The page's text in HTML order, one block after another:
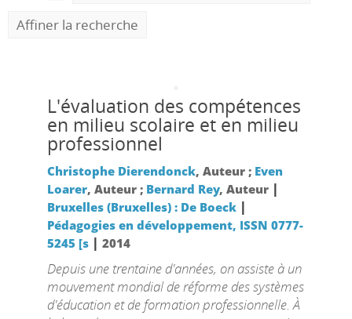
Affiner la recherche
L'évaluation des compétences
en milieu scolaire et en milieu
professionnel
Christophe Dierendonck, Auteur ; Even
Loarer, Auteur ; Bernard Rey, Auteur |
Bruxelles (Bruxelles) : De Boeck|
Pédagogies en développement, ISSN 0777-
5245 [s| 2014
Depuis une trentaine d'années, on assiste à un
mouvement mondial de réforme des systèmes
d'éducation et de formation professionnelle. À